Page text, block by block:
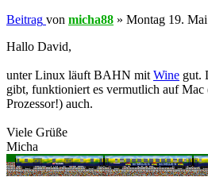
Beitrag von micha88 » Montag 19.
Hallo David,
unter Linux läuft BAHN mit Wine gut.
gibt, funktioniert es vermutlich auf
Prozessor!) auch.
Viele Grüße
Micha